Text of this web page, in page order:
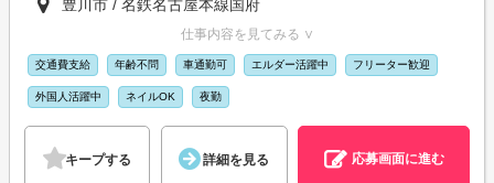
豊川市 / 名鉄名古屋本線国府
仕事内容を見てみる ∨
交通費支給 年齢不問 車通勤可 エルダー活躍中 フリーター歓迎
外国人活躍中 ネイルOK 夜勤
キープする 詳細を見る 応募画面に進む